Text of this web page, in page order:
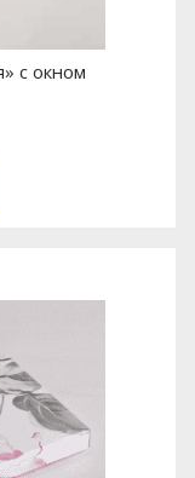
с окном